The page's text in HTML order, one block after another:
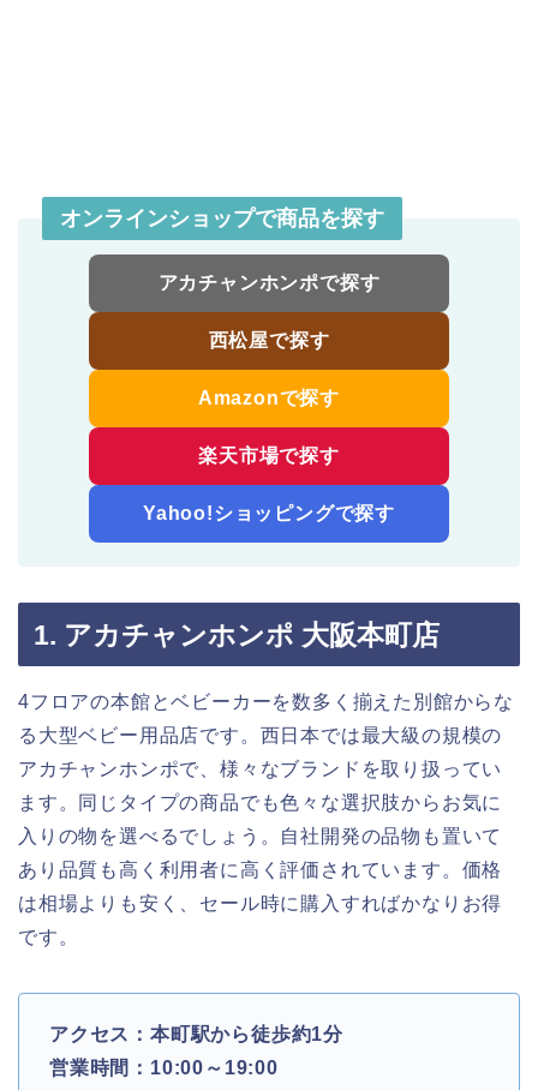
オンラインショップで商品を探す
アカチャンホンポで探す
西松屋で探す
Amazonで探す
楽天市場で探す
Yahoo!ショッピングで探す
1. アカチャンホンポ 大阪本町店
4フロアの本館とベビーカーを数多く揃えた別館からな
る大型ベビー用品店です。西日本では最大級の規模の
アカチャンホンポで、様々なブランドを取り扱ってい
ます。同じタイプの商品でも色々な選択肢からお気に
入りの物を選べるでしょう。自社開発の品物も置いて
あり品質も高く利用者に高く評価されています。価格
は相場よりも安く、セール時に購入すればかなりお得
です。
アクセス：本町駅から徒歩約1分
営業時間：10:00～19:00